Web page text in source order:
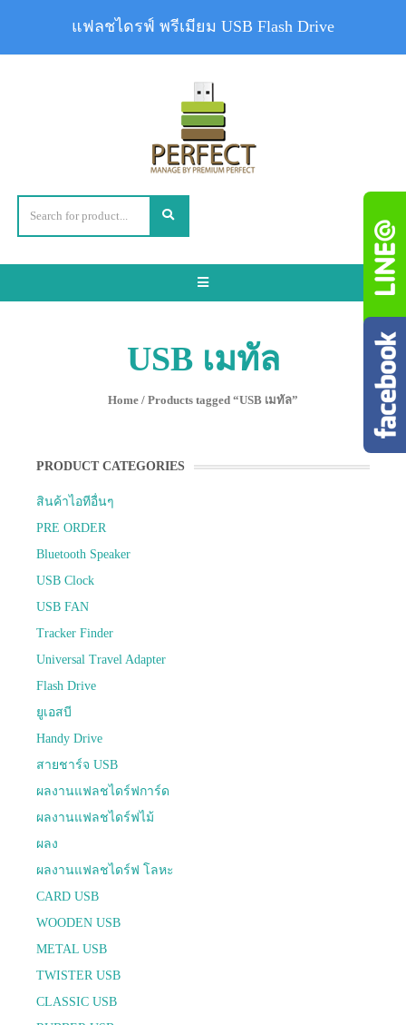
Toggle
USB เมทัล
Home / Products tagged “USB เมทัล”
PRODUCT CATEGORIES
สินค้าไอทีอื่นๆ
PRE ORDER
Bluetooth Speaker
USB Clock
USB FAN
Tracker Finder
Universal Travel Adapter
Flash Drive
ยูเอสบี
Handy Drive
สายชาร์จ USB
ผลงานแฟลชไดร์ฟการ์ด
ผลงานแฟลชไดร์ฟไม้
ผลง
ผลงานแฟลชไดร์ฟ โลหะ
CARD USB
WOODEN USB
METAL USB
TWISTER USB
CLASSIC USB
แฟลชไดรฟ์ พรีเมียม USB Flash Drive